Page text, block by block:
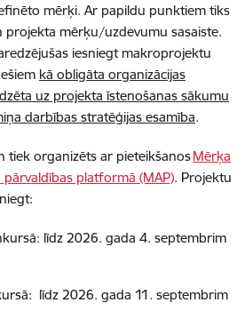
mērķi. Ar papildu punktiem tiks
projekta mērķu/uzdevumu sasaiste.
iesniegt makroprojektu
kā obligāta organizācijas
uz projekta īstenošanas sākumu
darbības stratēģijas esamība.
tiek organizēts ar pieteikšanosMērķa
platformā (MAP). Projektu
līdz 2026. gada 4. septembrim
līdz 2026. gada 11. septembrim